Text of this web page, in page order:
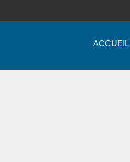
ACCUEIL